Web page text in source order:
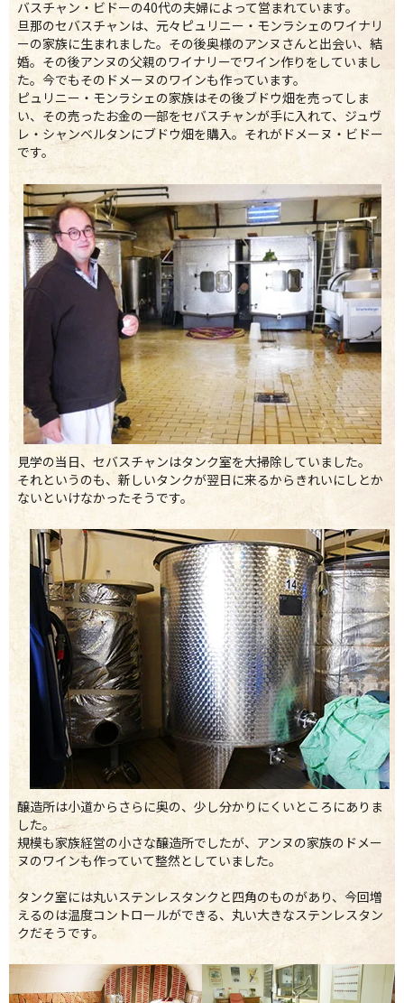
バスチャン・ビドーの40代の夫婦によって営まれています。
旦那のセバスチャンは、元々ピュリニー・モンラシェのワイナリ
ーの家族に生まれました。その後奥様のアンヌさんと出会い、結
婚。その後アンヌの父親のワイナリーでワイン作りをしていまし
た。今でもそのドメーヌのワインも作っています。
ピュリニー・モンラシェの家族はその後ブドウ畑を売ってしま
い、その売ったお金の一部をセバスチャンが手に入れて、ジュヴ
レ・シャンベルタンにブドウ畑を購入。それがドメーヌ・ビドー
です。
見学の当日、セバスチャンはタンク室を大掃除していました。
それというのも、新しいタンクが翌日に来るからきれいにしとか
ないといけなかったそうです。
醸造所は小道からさらに奥の、少し分かりにくいところにありま
した。
規模も家族経営の小さな醸造所でしたが、アンヌの家族のドメー
ヌのワインも作っていて整然としていました。
タンク室には丸いステンレスタンクと四角のものがあり、今回増
えるのは温度コントロールができる、丸い大きなステンレスタン
クだそうです。